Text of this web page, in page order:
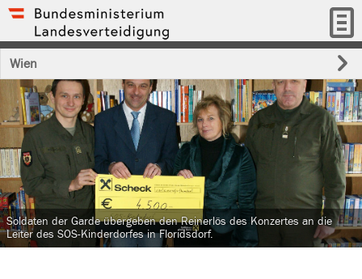
Wien
Soldaten der Garde übergeben den Reinerlös des Konzertes an die
Leiter des SOS-Kinderdorfes in Floridsdorf.